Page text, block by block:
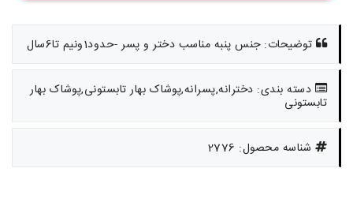
توضیحات: جنس پنبه مناسب دختر و پسر -حدود1ونیم تا6سال
دسته بندی: دخترانه,پسرانه,پوشاک بهار تابستونی,پوشاک بهار
تابستونی
شناسه محصول: 2776